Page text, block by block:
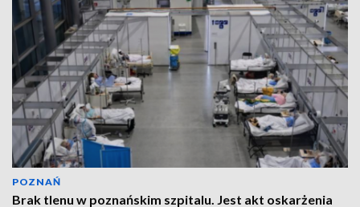
POZNAŃ
Brak tlenu w poznańskim szpitalu. Jest akt oskarżenia